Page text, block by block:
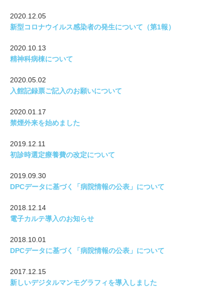
2020.12.05
新型コロナウイルス感染者の発生について（第1報）
2020.10.13
精神科病棟について
2020.05.02
入館記録票ご記入のお願いについて
2020.01.17
禁煙外来を始めました
2019.12.11
初診時選定療養費の改定について
2019.09.30
DPCデータに基づく「病院情報の公表」について
2018.12.14
電子カルテ導入のお知らせ
2018.10.01
DPCデータに基づく「病院情報の公表」について
2017.12.15
新しいデジタルマンモグラフィを導入しました